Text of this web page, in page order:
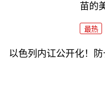
苗的
最热
以色列内讧公开化！